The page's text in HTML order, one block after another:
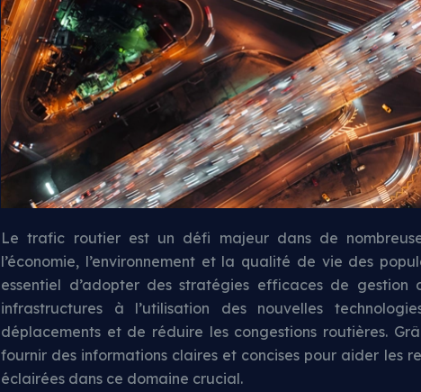
Le trafic routier est un défi majeur dans de
l’économie, l’environnement et la qualité de vie des
essentiel d’adopter des stratégies efficaces de
infrastructures à l’utilisation des nouvelles
déplacements et de réduire les congestions routières.
fournir des informations claires et concises pour aider les
éclairées dans ce domaine crucial.